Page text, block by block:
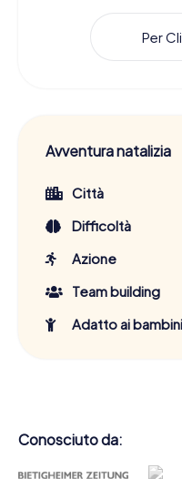
Per
Avventura natalizia
Città
Difficoltà
Azione
Team building
Adatto ai bambini
Conosciuto da: